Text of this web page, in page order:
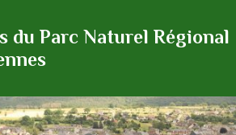
du Parc Naturel Régional